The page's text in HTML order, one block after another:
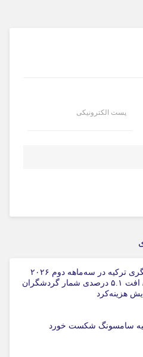
پست الکترونیکی
درآمد گردشگری ترکیه در سه‌ماهه دوم ۲۰۲۶
کاهش یافت/ افت ۵.۱ درصدی شمار گردشگران
هزینه‌کرد
سامسونگ شکست خورد